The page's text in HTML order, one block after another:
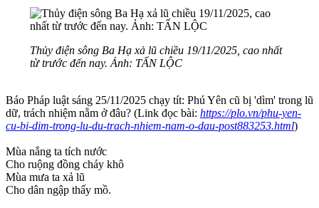
Thủy điện sông Ba Hạ xả lũ chiều 19/11/2025, cao nhất
từ trước đến nay. Ảnh: TẤN LỘC
Báo Pháp luật sáng 25/11/2025 chạy tít: Phú Yên cũ bị 'dìm' trong lũ
dữ, trách nhiệm nằm ở đâu? (Link đọc bài: https://plo.vn/phu-yen-
cu-bi-dim-trong-lu-du-trach-nhiem-nam-o-dau-post883253.html)
Mùa nắng ta tích nước
Cho ruộng đồng cháy khô
Mùa mưa ta xả lũ
Cho dân ngập thấy mồ.